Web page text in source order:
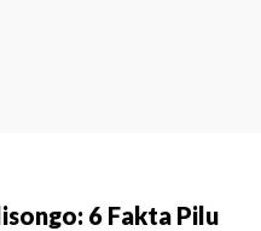
6 Fakta Pilu